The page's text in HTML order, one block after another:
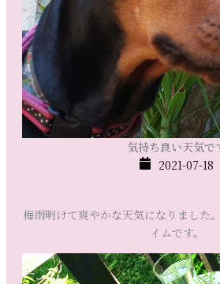
気持ち良い天気で
2021-07-18
梅雨明けて爽やかな天気になりました
イムです。